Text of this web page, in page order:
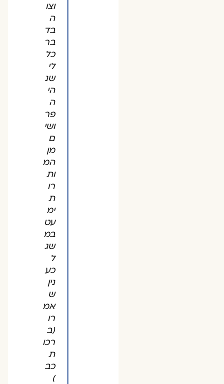
וצו
ה
בד
בר
כל
לי
שנ
הי
ה
פר
ושי
ם
מן
המ
ות
רו
ת
ימ
עט
במ
שג
ל
כע
נין
ש
אמ
רו
(ב
רכו
ת
כב